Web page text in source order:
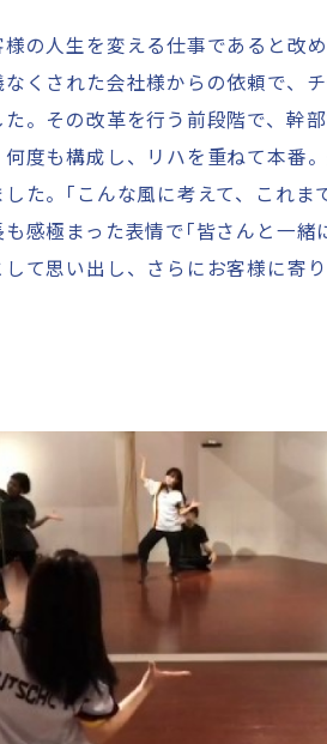
の人生を変える仕事であると改
くされた会社様からの依頼で、
。その改革を行う前段階で、幹
度も構成し、リハを重ねて本番
た。 「 こんな風に考えて、これ
感極まった表情で「皆さんと一緒
て思い出し、さらにお客様に寄